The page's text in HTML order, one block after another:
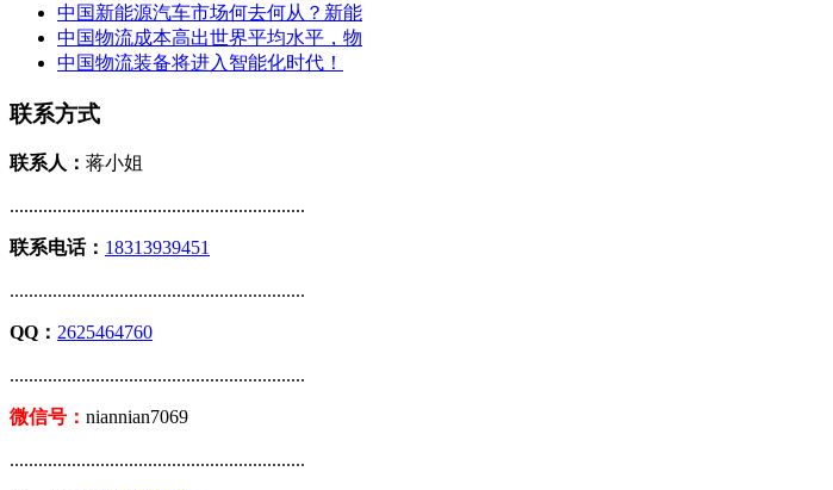
中国新能源汽车市场何去何从？新能
中国物流成本高出世界平均水平，物
中国物流装备将进入智能化时代！
联系方式
联系人： 蒋小姐
..............................................................
联系电话： 18313939451
..............................................................
QQ： 2625464760
..............................................................
微信号： niannian7069
..............................................................